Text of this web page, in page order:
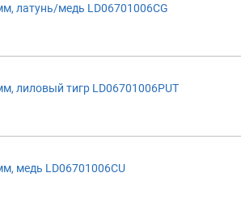
латунь/медь LD06701006CG
лиловый тигр LD06701006PUT
медь LD06701006CU